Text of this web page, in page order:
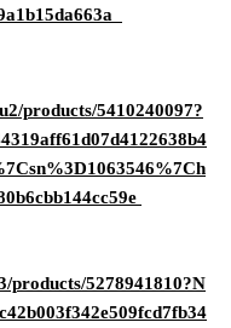
products/5410240097?
products/5278941810?N